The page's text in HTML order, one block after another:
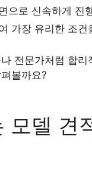
으로 신속하게 진
가장 유리한 조
전문가처럼 합리
볼까요?
모델 견